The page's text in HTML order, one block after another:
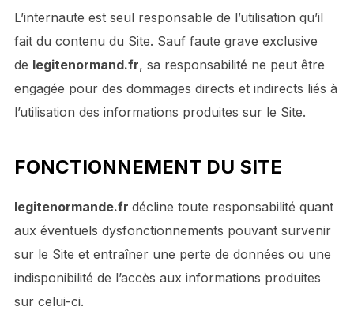
L’internaute est seul responsable de l’utilisation qu’il
fait du contenu du Site. Sauf faute grave exclusive
de legitenormand.fr, sa responsabilité ne peut être
engagée pour des dommages directs et indirects liés à
l’utilisation des informations produites sur le Site.
FONCTIONNEMENT DU SITE
legitenormande.fr décline toute responsabilité quant
aux éventuels dysfonctionnements pouvant survenir
sur le Site et entraîner une perte de données ou une
indisponibilité de l’accès aux informations produites
sur celui-ci.